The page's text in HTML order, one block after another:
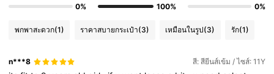
0%
100%
0%
พกพาสะดวก(1) ราคาสบายกระเป๋า(3) เหมือนในรูป(3) รัก(1)
n***8 สี: สียีนส์เข้ม / ไซส์: 11Y